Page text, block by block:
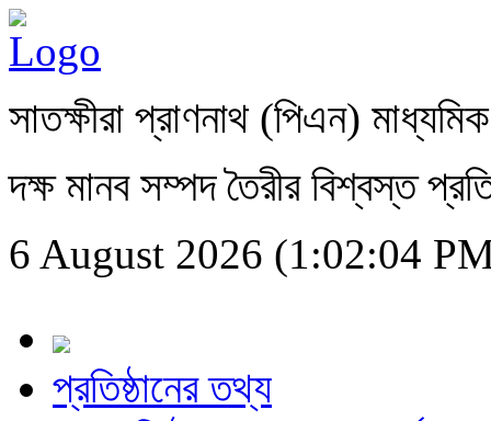
সাতক্ষীরা প্রাণনাথ (পিএন)
দক্ষ মানব সম্পদ তৈরীর বিশ্বস্ত
6 August 2026 (1:02:05
প্রতিষ্ঠানের তথ্য